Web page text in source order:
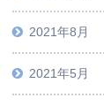
2021年8月
2021年5月